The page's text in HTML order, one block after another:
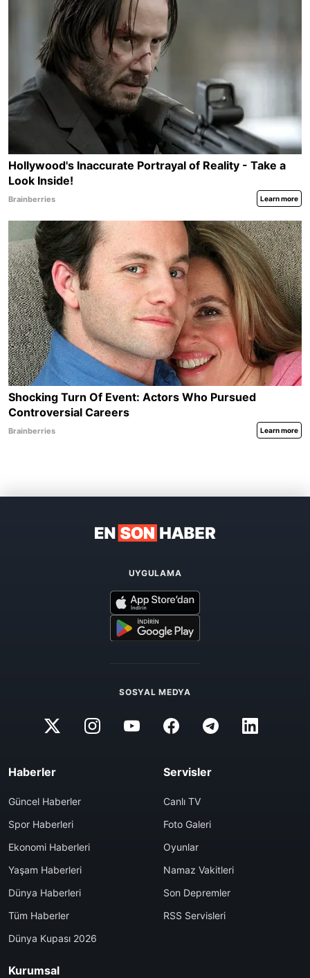
UYGULAMA
SOSYAL MEDYA
Haberler
Güncel Haberler
Spor Haberleri
Ekonomi Haberleri
Yaşam Haberleri
Dünya Haberleri
Tüm Haberler
Dünya Kupası 2026
Servisler
Canlı TV
Foto Galeri
Oyunlar
Namaz Vakitleri
Son Depremler
RSS Servisleri
Kurumsal